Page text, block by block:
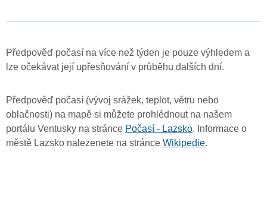
Předpověď počasí na více než týden je pouze výhledem a
lze očekávat její upřesňování v průběhu dalších dní.
Předpověď počasí (vývoj srážek, teplot, větru nebo
oblačnosti) na mapě si můžete prohlédnout na našem
portálu Ventusky na stránce Počasí - Lazsko. Informace o
městě Lazsko nalezenete na stránce Wikipedie.